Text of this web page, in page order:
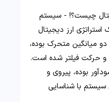
چیست؟! - سیستم
ارز دیجیتال
دو میانگین متحرک بوده،
فیلتر شده است.
بوده، پیروی و
با شناسایی